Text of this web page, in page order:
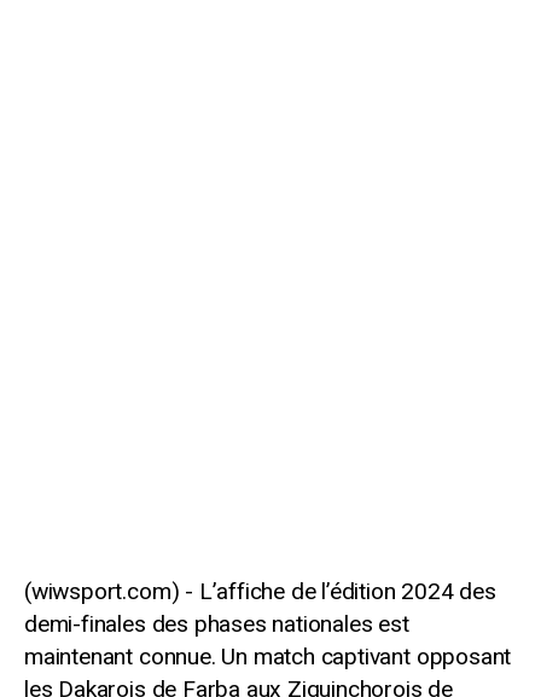
L’affiche de l’édition 2024 des
demi-finales des phases nationales est
maintenant connue. Un match captivant opposant
les Dakarois de Farba aux Ziguinchorois de